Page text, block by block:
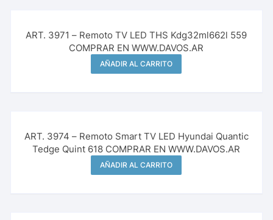
ART. 3971 – Remoto TV LED THS Kdg32ml662l 559
COMPRAR EN WWW.DAVOS.AR
AÑADIR AL CARRITO
ART. 3974 – Remoto Smart TV LED Hyundai Quantic
Tedge Quint 618 COMPRAR EN WWW.DAVOS.AR
AÑADIR AL CARRITO